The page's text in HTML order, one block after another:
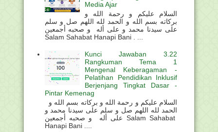
Media Ajar
السلام عليكم و رحمة الله و
بركاته بسم الله و الحمد لله اللهم صل و سلم
على سيدنا محمد و على أله و صحبه أجمعين
Salam Sahabat Hanapi Bani . ...
Kunci Jawaban 3.22
Rangkuman Tema 1
Mengenal Keberagaman -
Pelatihan Pendidikan Inklusif
Berjenjang Tingkat Dasar -
Pintar Kemenag
الحمد لله اللهم صل و سلم على سيدنا محمد و
على أله و صحبه أجمعين Salam Sahabat
Hanapi Bani ....